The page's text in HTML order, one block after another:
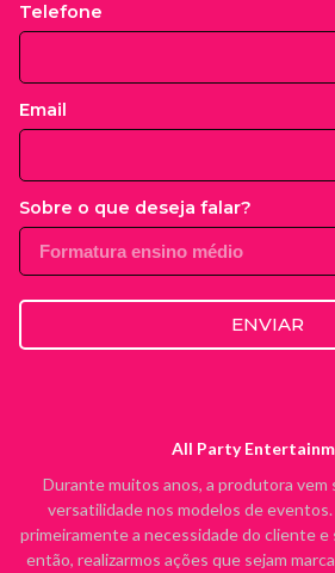
Telefone
Email
Sobre o que deseja falar?
ENVIAR
All Party
Durante muitos anos, a produtora vem
versatilidade nos modelos de
primeiramente a necessidade do cliente e
então, realizarmos ações que sejam